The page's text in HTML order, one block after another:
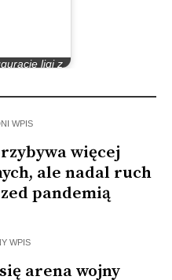
ligi z
WPIS
więcej
ale nadal ruch
pandemią
WPIS
arena wojny